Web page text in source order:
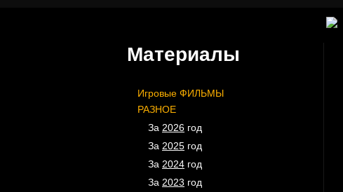
Материалы
Игровые ФИЛЬМЫ
РАЗНОЕ
За 2026 год
За 2025 год
За 2024 год
За 2023 год